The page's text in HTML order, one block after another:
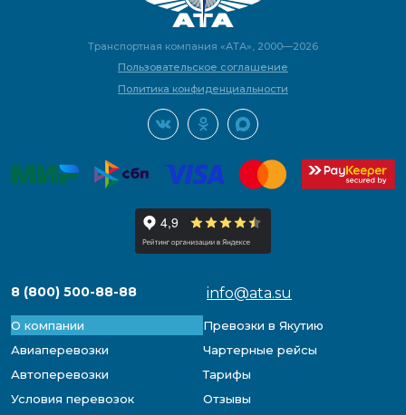
Транспортная компания «АТА», 2000—2026
Пользовательское соглашение
Политика конфиденциальности
8 (800) 500-88-88 info@ata.su
О компании
Превозки в Якутию
Авиаперевозки
Чартерные рейсы
Автоперевозки
Тарифы
Условия перевозок
Отзывы